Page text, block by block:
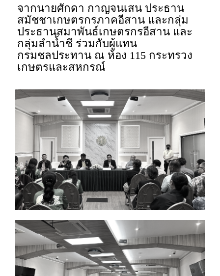
จากนายศักดา กาญจนเสน ประธาน
สมัชชาเกษตรกรภาคอีสาน และกลุ่ม
ประธานสมาพันธ์เกษตรกรอีสาน และ
กลุ่มลำน้ำชี ร่วมกับผู้แทน
กรมชลประทาน ณ ห้อง 115 กระทรวง
เกษตรและสหกรณ์